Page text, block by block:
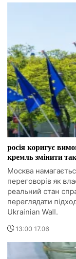
росія коригує
кремль змінити
Москва
переговорів як
реальний стан
переглядати
Ukrainian Wall.
13:00 17.06